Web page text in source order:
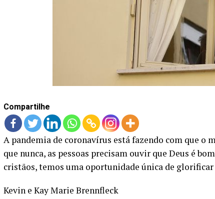
Compartilhe
A pandemia de coronavírus está fazendo com que o
que nunca, as pessoas precisam ouvir que Deus é
cristãos, temos uma oportunidade única de
Kevin e Kay Marie Brennfleck